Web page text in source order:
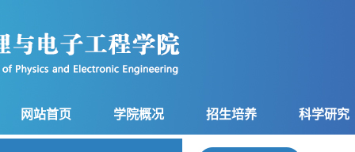
网站首页 学院概况 招生培养 科学研究